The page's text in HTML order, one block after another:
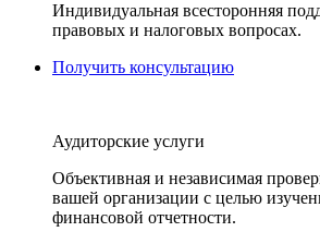
Индивидуальная всесторонняя
правовых и налоговых вопросах.
Получить консультацию
Аудиторские услуги
Объективная и независимая
вашей организации с целью
финансовой отчетности.